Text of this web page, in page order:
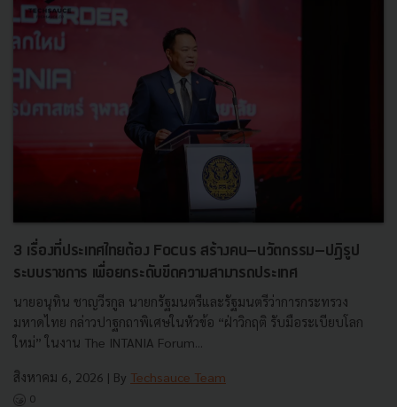
3 เรื่องที่ประเทศไทยต้อง Focus สร้างคน–นวัตกรรม–ปฏิรูป
ระบบราชการ เพื่อยกระดับขีดความสามารถประเทศ
นายอนุทิน ชาญวีรกูล นายกรัฐมนตรีและรัฐมนตรีว่าการกระทรวง
มหาดไทย กล่าวปาฐกถาพิเศษในหัวข้อ “ฝ่าวิกฤติ รับมือระเบียบโลก
ใหม่” ในงาน The INTANIA Forum...
สิงหาคม 6, 2026 | By Techsauce Team
0